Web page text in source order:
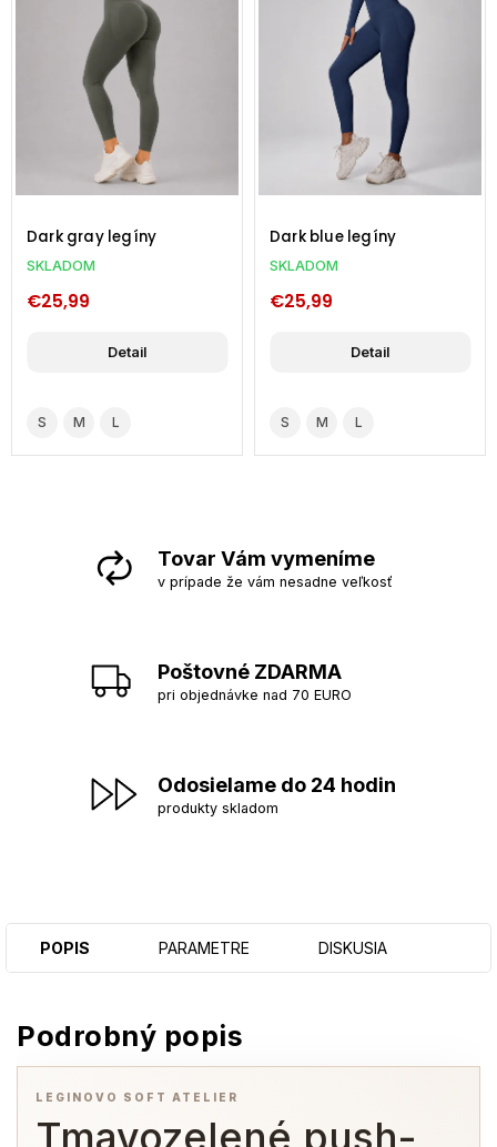
Dark blue legíny
SKLADOM
€25,99
Detail
S M L
Push-up legíny klein blue
SKLADOM
€25,99
Detail
S M L
Tovar Vám vymeníme
v prípade že vám nesadne veľkosť
Poštovné ZDARMA
pri objednávke nad 70 EURO
Odosielame do 24 hodin
produkty skladom
POPIS PARAMETRE DISKUSIA
Podrobný popis
LEGINOVO SOFT ATELIER
Tmavozelené push-